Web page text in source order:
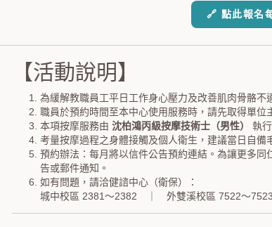
🔗 點此報名
【活動說明】
為緩解教職員工平日工作身心壓力及改善肌肉骨骼
職員於預約時間至本中心使用服務時，請先取得單位
本項按摩服務由 沈柏鴻丙級按摩技術士（男性）
執
考量按摩過程之身體接觸及個人衛生，建議當日自備
預約辦法：每月將以信件公告預約連結。為讓更多
告或郵件通知。
如有問題，請洽健諮中心（衛保）：
城中校區 2381～2382 ｜ 外雙溪校區 7522～7523